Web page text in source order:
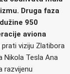
Druga faza
950
aviona
prati viziju Zlatibora
Nikola Tesla Ana
razvijenu